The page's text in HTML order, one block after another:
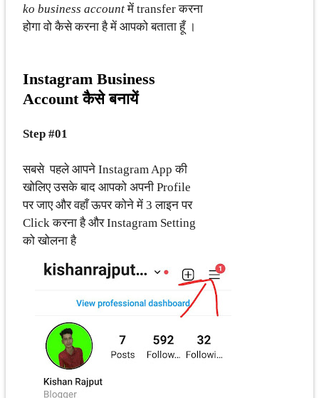
ko business accountमें transfer करना
होगा वो कैसे करना है में आपको बताता हूँ ।
Instagram Business
Account कैसे बनायें
Step #01
सबसे पहले आपने Instagram App की
खोलिए उसके बाद आपको अपनी Profile
पर जाए और वहाँ ऊपर कोने में 3 लाइन पर
Click करना है और Instagram Setting
को खोलना है